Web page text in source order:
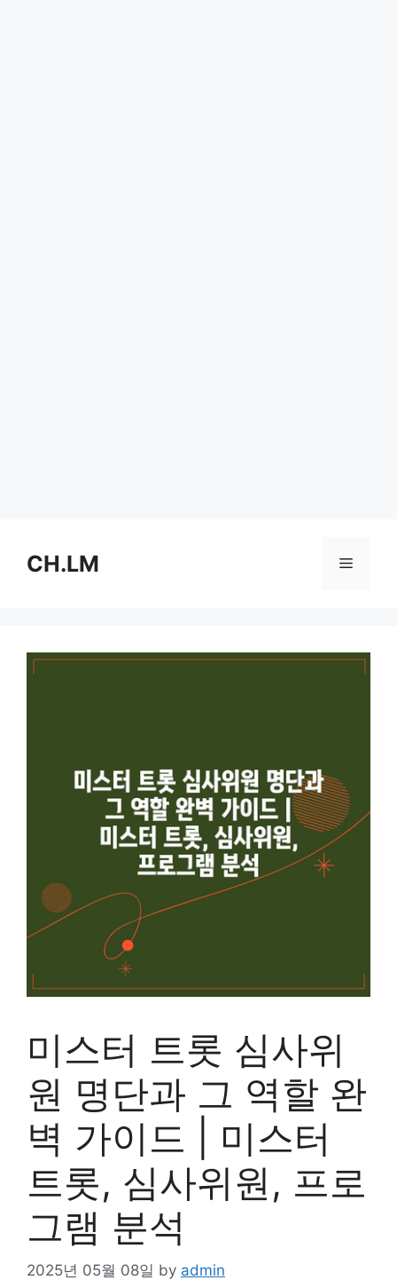
contentCH.LM Menu
미스터 트롯 심사위
원 명단과 그 역할 완
벽 가이드 | 미스터
트롯, 심사위원, 프로
그램 분석
2025년 05월 08일 by admin